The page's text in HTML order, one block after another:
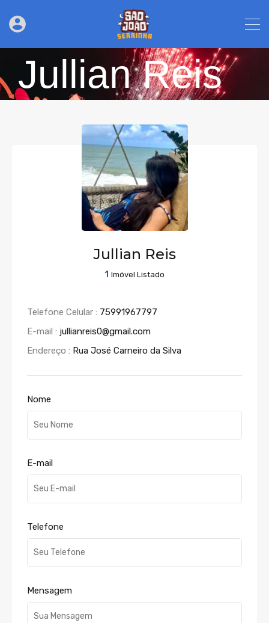
Jullian Reis
Jullian Reis
1 Imóvel Listado
Telefone Celular : 75991967797
E-mail : jullianreis0@gmail.com
Endereço : Rua José Carneiro da Silva
Nome
E-mail
Telefone
Mensagem